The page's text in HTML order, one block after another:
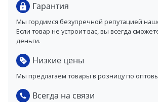
Гарантия
Мы гордимся безупречной репутацией
Если товар не устроит вас, вы всегда
деньги.
Низкие цены
Мы предлагаем товары в розницу по
Всегда на связи